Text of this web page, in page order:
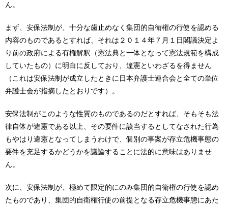
ん。
まず、安保法制が、十分な歯止めなく集団的自衛権の行使を認める
内容のものであるとすれば、それは２０１４年７月１日閣議決定よ
り前の政府による有権解釈（憲法典と一体となって憲法規範を構成
していたもの）に明白に反しており、違憲といわざるを得ません
（これは安保法制が成立したときに日本弁護士連合会と全ての単位
弁護士会が指摘したとおりです）。
安保法制がこのような性質のものであるのだとすれば、そもそも法
律自体が違憲である以上、その要件に該当するとしてなされた行為
もやはり違憲となってしまうわけで、個別の事案が存立危機事態の
要件を充足するかどうかを議論することに法的に意味はありませ
ん。
次に、安保法制が、極めて限定的にのみ集団的自衛権の行使を認め
たものであり、集団的自衛権行使の前提となる存立危機事態にあた